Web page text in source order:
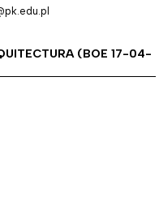
(BOE 17-04-